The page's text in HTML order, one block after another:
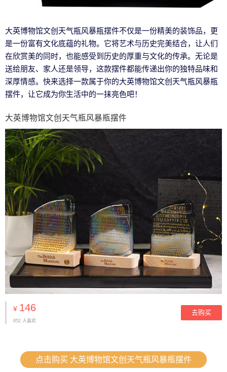
大英博物馆文创天气瓶风暴瓶摆件不仅是一份精美的装饰品，更
是一份富有文化底蕴的礼物。它将艺术与历史完美结合，让人们
在欣赏美的同时，也能感受到历史的厚重与文化的传承。无论是
送给朋友、家人还是领导，这款摆件都能传递出你的独特品味和
深厚情感。快来选择一款属于你的大英博物馆文创天气瓶风暴瓶
摆件，让它成为你生活中的一抹亮色吧！
大英博物馆文创天气瓶风暴瓶摆件
¥ 146
852 人喜欢
去购买
点击购买 大英博物馆文创天气瓶风暴瓶摆件